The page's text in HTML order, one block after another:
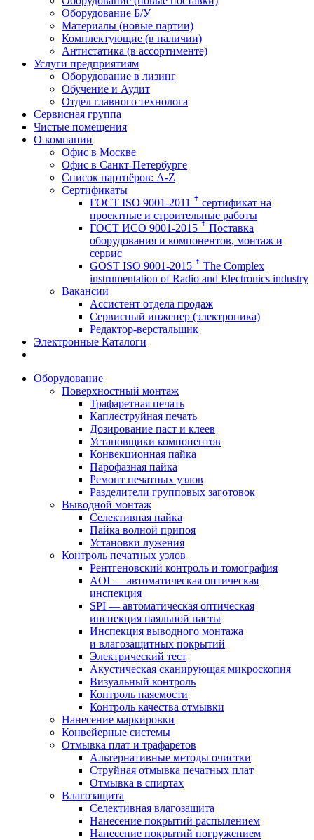
Оборудование Б/У
Материалы (новые партии)
Комплектующие (в наличии)
Антистатика (в ассортименте)
Услуги предприятиям
Оборудование в лизинг
Обучение и Аудит
Отдел главного технолога
Сервисная группа
Чистые помещения
О компании
Офис в Москве
Офис в Санкт-Петербурге
Список партнёров: A-Z
Сертификаты
ГОСТ ISO 9001-2011 ꜛ сертификат на
проектные и строительные работы
ГОСТ ИСО 9001-2015 ꜛ Поставка
оборудования и компонентов, монтаж и
сервис
GOST ISO 9001-2015 ꜛ The Complex
instrumentation of Radio and Electronics industry
Вакансии
Ассистент отдела продаж
Сервисный инженер (электроника)
Редактор-верстальщик
Электронные Каталоги
Оборудование
Поверхностный монтаж
Трафаретная печать
Каплеструйная печать
Дозирование паст и клеев
Установщики компонентов
Конвекционная пайка
Парофазная пайка
Ремонт печатных узлов
Разделители групповых заготовок
Выводной монтаж
Селективная пайка
Пайка волной припоя
Установки лужения
Контроль печатных узлов
Рентгеновский контроль и томография
AOI — автоматическая оптическая
инспекция
SPI — автоматическая оптическая
инспекция паяльной пасты
Инспекция выводного монтажа
и влагозащитных покрытий
Электрический тест
Акустическая сканирующая микроскопия
Визуальный контроль
Контроль паяемости
Контроль качества отмывки
Нанесение маркировки
Конвейерные системы
Отмывка плат и трафаретов
Альтернативные методы очистки
Струйная отмывка печатных плат
Отмывка в спиртах
Влагозащита
Селективная влагозащита
Нанесение покрытий распылением
Нанесение покрытий погружением